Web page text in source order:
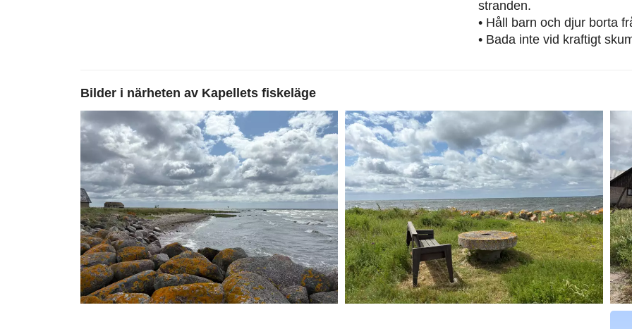
stranden.
• Håll barn och djur borta
• Bada inte vid kraftigt
Bilder i närheten av Kapellets fiskeläge